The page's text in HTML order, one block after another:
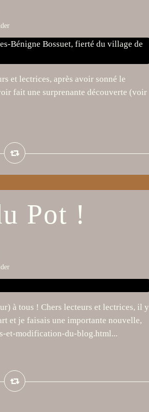
et lectrices, après avoir sonné le
fait une surprenante découverte (voir
Pot !
à tous ! Chers lecteurs et lectrices, il y
et je faisais une importante nouvelle,
et-modification-du-blog.html...